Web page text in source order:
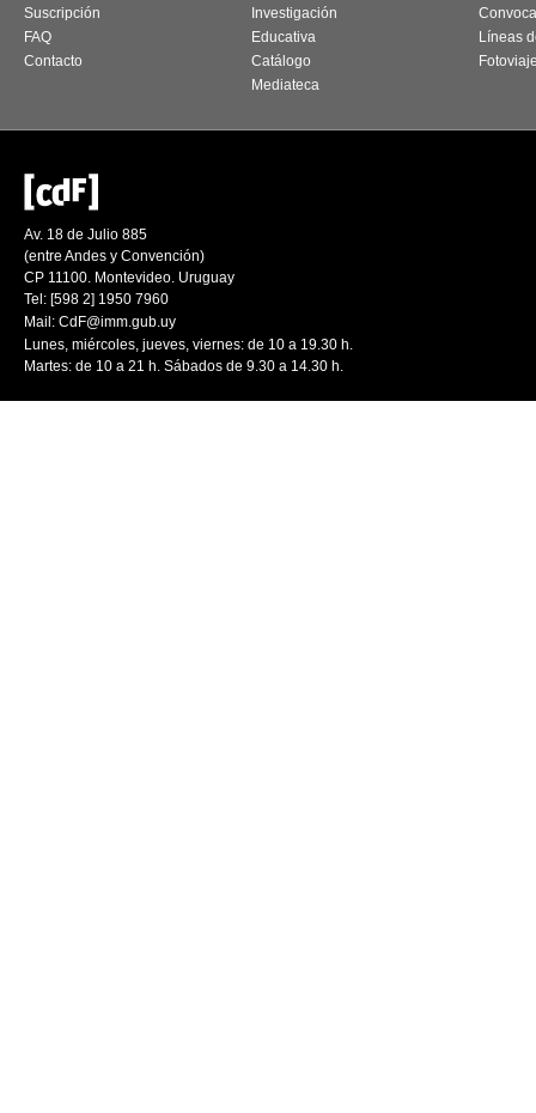
Suscripción
FAQ
Contacto
Investigación
Educativa
Catálogo
Mediateca
Líneas
Av. 18 de Julio 885
(entre Andes y Convención)
CP 11100. Montevideo. Uruguay
Tel: [598 2] 1950 7960
Mail: CdF@imm.gub.uy
Lunes, miércoles, jueves, viernes: de 10 a 19.30 h.
Martes: de 10 a 21 h. Sábados de 9.30 a 14.30 h.